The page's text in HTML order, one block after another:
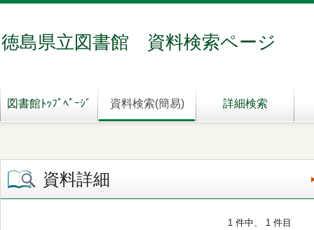
徳島県立図書館 資料検索ページ
図書館ﾄｯﾌﾟﾍﾟｰｼﾞ 資料検索(簡易) 詳細検索
資料詳細
1 件中、 1 件目